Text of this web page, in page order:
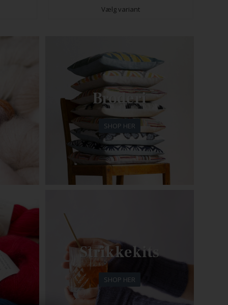
Vælg variant
Broderi
SHOP HER
Strikkekits
SHOP HER